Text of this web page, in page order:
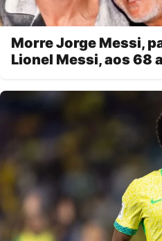
Morre Jorge Messi,
Lionel Messi, aos 68